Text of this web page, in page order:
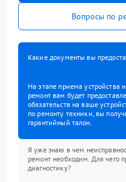
Вопросы по
Какие документы вы
На этапе приема устройства
ремонт вам будет
обязательств на ваше
по ремонту техники, вы
гарантийный талон.
Я уже знаю в чем
ремонт необходим. Для чего
диагностику?